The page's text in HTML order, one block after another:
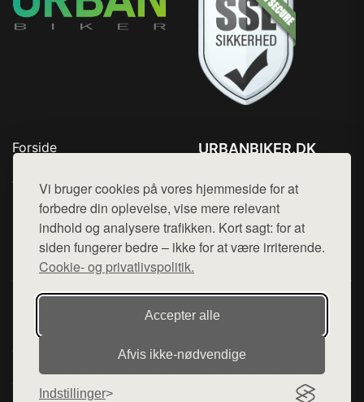
Vi bruger cookies på vores hjemmeside for at
forbedre din oplevelse, vise mere relevant
indhold og analysere trafikken. Kort sagt: for at
siden fungerer bedre – ikke for at være irriterende.
Cookie- og privatlivspolitik.
Accepter alle
Afvis ikke‑nødvendige
Indstillinger
Forside
Top Rabatter
Blog
Kontakt
URBANBIKER.DK
Mail: hej@want.dk
Cookie- og privatlivspolitik
Denne side er en del af want.dk, der udgiver en række
hjemmesider med præsentation af forskellige produkter fra
diverse webshops. Der sælges ikke varer fra denne side - vi
varerne på lager.